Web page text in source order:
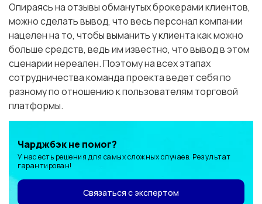
Опираясь на отзывы обманутых брокерами клиентов,
можно сделать вывод, что весь персонал компании
нацелен на то, чтобы выманить у клиента как можно
больше средств, ведь им известно, что вывод в этом
сценарии нереален. Поэтому на всех этапах
сотрудничества команда проекта ведет себя по
разному по отношению к пользователям торговой
платформы.
Чарджбэк не помог?
У нас есть решения для самых сложных случаев. Результат
гарантирован!
Связаться с экспертом